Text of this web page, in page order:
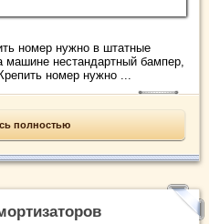
номер нужно в штатные
нестандартный бампер,
номер нужно ...
полностью